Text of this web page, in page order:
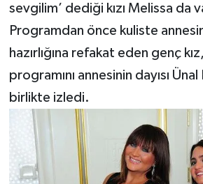
sevgilim’ dediği kızı Melissa da
Programdan önce kuliste
hazırlığına refakat eden genç
programını annesinin dayısı
birlikte izledi.